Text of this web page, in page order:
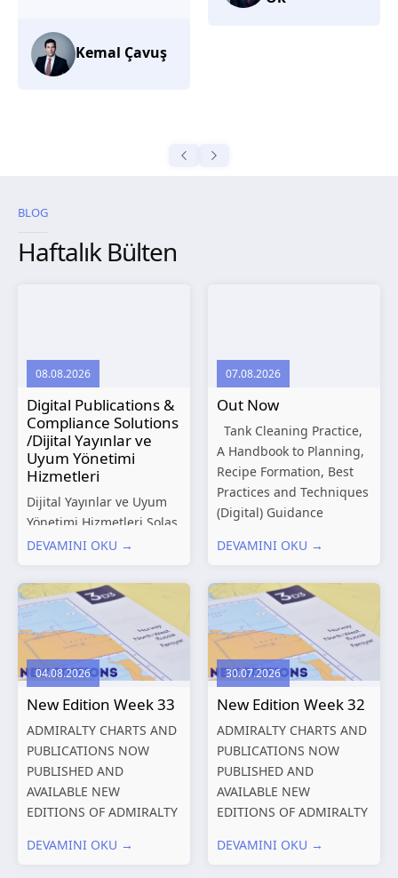
BLOG
Haftalık Bülten
08.08.2026
Digital Publications &
Compliance Solutions
/Dijital Yayınlar ve
Uyum Yönetimi
Hizmetleri
Dijital Yayınlar ve Uyum
Yönetimi Hizmetleri Solas
Marine, denizcilik
düzenleyici gereklilikleri
ve dijitalleşen
operasyonel ihtiyaçları
doğrultusunda kapsamlı
Dijital Yayınlar ve Uyum
Yönetimi çözümleri
sunmaktadır.
Hizmetlerimiz; gemi
işletmecileri, armatörler,
teknik yönetim şirketleri
ve denizcilik...
DEVAMINI OKU →
07.08.2026
Out Now
Tank Cleaning Practice,
A Handbook to Planning,
Recipe Formation, Best
Practices and Techniques
(Digital) Guidance
Structures – Consolidated
Shipping and the
Environment – A Guide to
Environmental
Compliance...
DEVAMINI OKU →
04.08.2026
New Edition Week 33
ADMIRALTY CHARTS AND
PUBLICATIONS NOW
PUBLISHED AND
AVAILABLE NEW
EDITIONS OF ADMIRALTY
PUBLICATIONS New
DEVAMINI OKU →
30.07.2026
New Edition Week 32
ADMIRALTY CHARTS AND
PUBLICATIONS NOW
PUBLISHED AND
AVAILABLE NEW
EDITIONS OF ADMIRALTY
PUBLICATIONS New
DEVAMINI OKU →